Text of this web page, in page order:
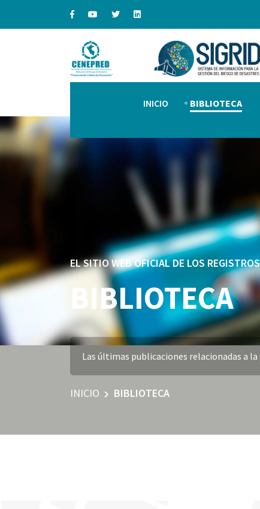
INICIO BIBLIOTECA
EL SITIO WEB OFICIAL DE LOS
BIBLIOTECA
Las últimas publicaciones relacionadas a
INICIO BIBLIOTECA